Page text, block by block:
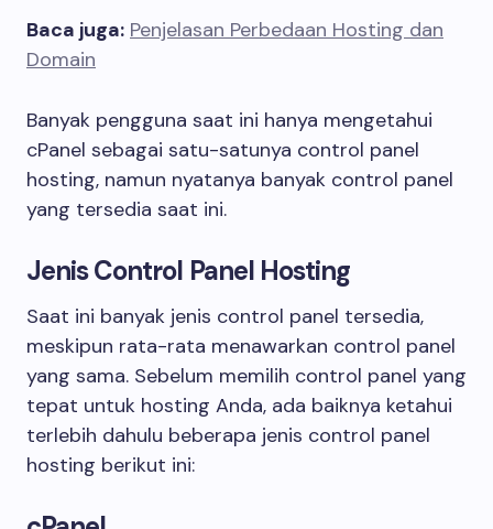
Baca juga: Penjelasan Perbedaan Hosting dan
Domain
Banyak pengguna saat ini hanya mengetahui
cPanel sebagai satu-satunya control panel
hosting, namun nyatanya banyak control panel
yang tersedia saat ini.
Jenis Control Panel Hosting
Saat ini banyak jenis control panel tersedia,
meskipun rata-rata menawarkan control panel
yang sama. Sebelum memilih control panel yang
tepat untuk hosting Anda, ada baiknya ketahui
terlebih dahulu beberapa jenis control panel
hosting berikut ini: